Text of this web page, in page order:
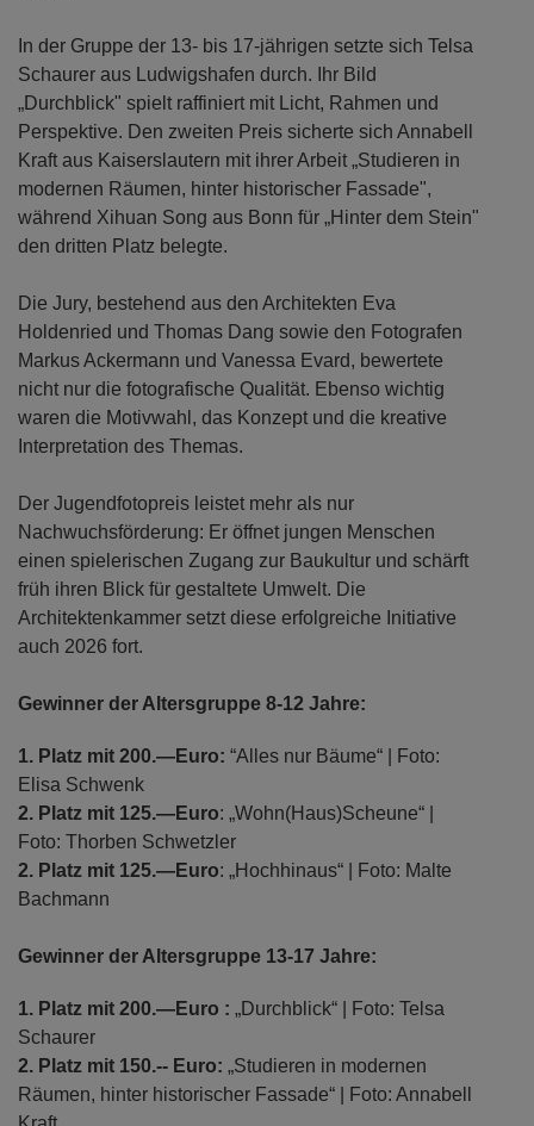
In der Gruppe der 13- bis 17-jährigen setzte sich Telsa
Schaurer aus Ludwigshafen durch. Ihr Bild
„Durchblick" spielt raffiniert mit Licht, Rahmen und
Perspektive. Den zweiten Preis sicherte sich Annabell
Kraft aus Kaiserslautern mit ihrer Arbeit „Studieren in
modernen Räumen, hinter historischer Fassade",
während Xihuan Song aus Bonn für „Hinter dem Stein"
den dritten Platz belegte.
Die Jury, bestehend aus den Architekten Eva
Holdenried und Thomas Dang sowie den Fotografen
Markus Ackermann und Vanessa Evard, bewertete
nicht nur die fotografische Qualität. Ebenso wichtig
waren die Motivwahl, das Konzept und die kreative
Interpretation des Themas.
Der Jugendfotopreis leistet mehr als nur
Nachwuchsförderung: Er öffnet jungen Menschen
einen spielerischen Zugang zur Baukultur und schärft
früh ihren Blick für gestaltete Umwelt. Die
Architektenkammer setzt diese erfolgreiche Initiative
auch 2026 fort.
Gewinner der Altersgruppe 8-12 Jahre:
1. Platz mit 200.—Euro: “Alles nur Bäume“ | Foto:
Elisa Schwenk
2. Platz mit 125.—Euro: „Wohn(Haus)Scheune“ |
Foto: Thorben Schwetzler
2. Platz mit 125.—Euro: „Hochhinaus“ | Foto: Malte
Bachmann
Gewinner der Altersgruppe 13-17 Jahre:
1. Platz mit 200.—Euro : „Durchblick“ | Foto: Telsa
Schaurer
2. Platz mit 150.-- Euro: „Studieren in modernen
Räumen, hinter historischer Fassade“ | Foto: Annabell